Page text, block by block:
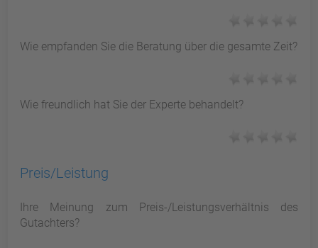
Wie empfanden Sie die Beratung über die gesamte Zeit?
Wie freundlich hat Sie der Experte behandelt?
Preis/Leistung
Ihre Meinung zum Preis-/Leistungsverhältnis des
Gutachters?